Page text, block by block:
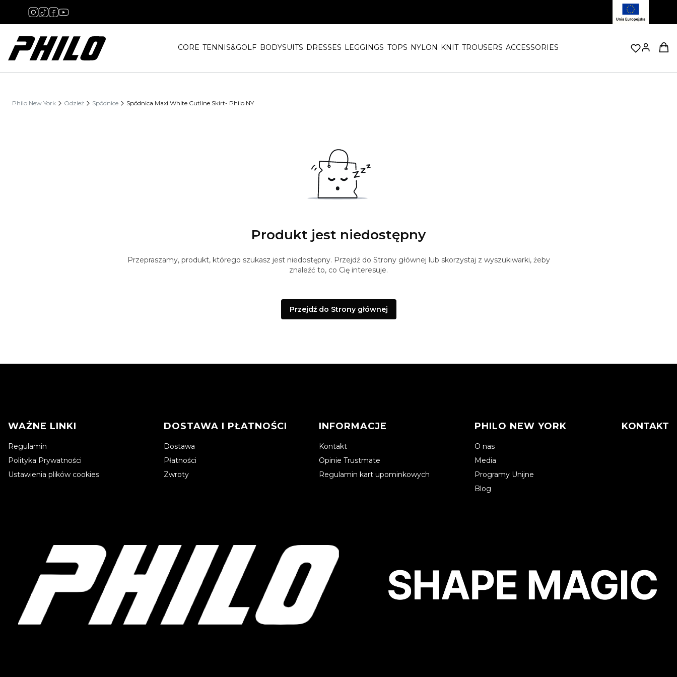
CORE TENNIS&GOLF BODYSUITS DRESSES LEGGINGS TOPS NYLON KNIT TROUSERS ACCESSORIES
Philo New York Odzież Spódnice Spódnica Maxi White Cutline Skirt- Philo NY
Produkt jest niedostępny
Przepraszamy, produkt, którego szukasz jest niedostępny. Przejdź do Strony głównej lub skorzystaj z wyszukiwarki, żeby
znaleźć to, co Cię interesuje.
Przejdź do Strony głównej
Linki w stopce
WAŻNE LINKI
Regulamin
Polityka Prywatności
Ustawienia plików cookies
DOSTAWA I PŁATNOŚCI
Dostawa
Płatności
Zwroty
INFORMACJE
Kontakt
Opinie Trustmate
Regulamin kart upominkowych
PHILO NEW YORK
O nas
Media
Programy Unijne
Blog
KONTAKT